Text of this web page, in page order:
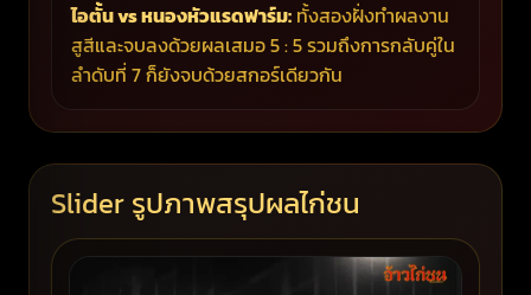
ไอตั้น vs หนองหัวแรดฟาร์ม: ทั้งสองฝั่งทำผลงาน
สูสีและจบลงด้วยผลเสมอ 5 : 5 รวมถึงการกลับคู่ใน
ลำดับที่ 7 ก็ยังจบด้วยสกอร์เดียวกัน
Slider รูปภาพสรุปผลไก่ชน